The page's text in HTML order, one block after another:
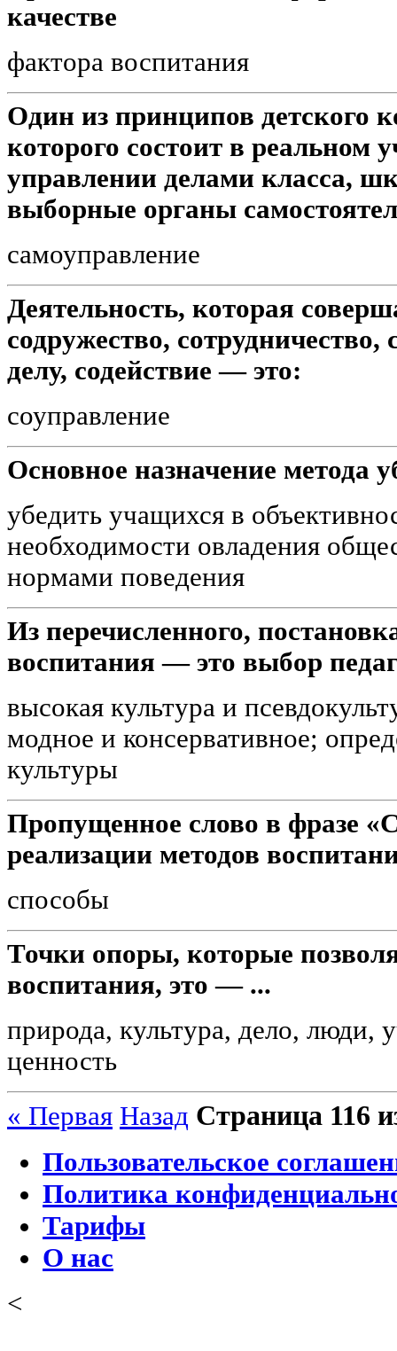
качестве
фактора воспитания
Один из принципов детского
которого состоит в реальном
управлении делами класса,
выборные органы
самоуправление
Деятельность, которая
содружество,
делу, содействие — это:
соуправление
Основное назначение метода
убедить учащихся в
необходимости овладения
нормами поведения
Из перечисленного,
воспитания — это выбор
высокая культура и
модное и консервативное;
культуры
Пропущенное слово в фразе
реализации методов
способы
Точки опоры, которые
воспитания, это — ...
природа, культура, дело, люди,
ценность
« Первая Назад Страница 116
Пользовательское
Политика
Тарифы
О нас
<